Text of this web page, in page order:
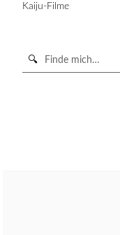
Kaiju-Filme
Suche